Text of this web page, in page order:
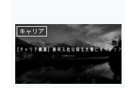
キャリア